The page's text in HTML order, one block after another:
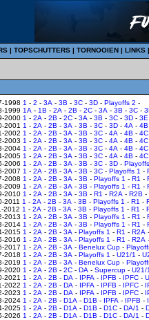
| TOPSCHUTTERS | TORNOOIEN | LINKS |
1998 1 - 2 - 3A - 3B - 3C - 3D - Playoffs 2 -
1999 1A - 1B - 2A - 2B - 2C - 3A - 3B - 3C -
2000 1 - 2A - 2B - 2C - 3A - 3B - 3C - 3D - 3E
2001 1 - 2A - 2B - 3A - 3B - 3C - 3D - 4A - 4B
2002 1 - 2A - 2B - 3A - 3B - 3C - 4A - 4B - 4C
2003 1 - 2A - 2B - 3A - 3B - 3C - 4A - 4B - 4C
2004 1 - 2A - 2B - 3A - 3B - 3C - 4A - 4B - 4C
2005 1 - 2A - 2B - 3A - 3B - 3C - 4A - 4B - 4C
2006 1 - 2A - 2B - 3A - 3B - 3C - 3D -
2007 1 - 2A - 2B - 3A - 3B - 3C - Playoffs 1 -
2008 1 - 2A - 2B - 3A - 3B - Playoffs 1 - R1 -
2009 1 - 2A - 2B - 3A - 3B - Playoffs 1 - R1 -
2010 1 - 2A - 2B - 3A - 3B - R1 - R2A - R2B -
2011 1 - 2A - 2B - 3A - 3B - Playoffs 1 - R1 -
2012 1 - 2A - 2B - 3A - 3B - Playoffs 1 - R1 -
2013 1 - 2A - 2B - 3A - 3B - Playoffs 1 - R1 -
2014 1 - 2A - 2B - 3A - 3B - Playoffs 1 - R1 -
2015 1 - 2A - 2B - 3A - Playoffs 1 - R1 - R2A -
2016 1 - 2A - 2B - 3A - Playoffs 1 - R1 - R2A -
2017 1 - 2A - 2B - 3A - Benelux Cup -
2018 1 - 2A - 2B - 3A - Playoffs 1 - U21/1 -
2019 1 - 2A - 2B - 3A - Benelux Cup -
2020 1 - 2A - 2B - 2C - DA - Supercup - U21/1
2021 1 - 2A - 2B - DA - IPFA - IPFB - IPFC -
2022 1 - 2A - 2B - DA - IPFA - IPFB - IPFC -
2023 1 - 2A - 2B - DA - IPFA - IPFB - IPFC -
2024 1 - 2A - 2B - D1A - D1B - IPFA - IPFB -
2025 1 - 2A - 2B - D1A - D1B - D1C - DA/1 -
2026 1 - 2A - 2B - D1A - D1B - D1C - DA/1 -